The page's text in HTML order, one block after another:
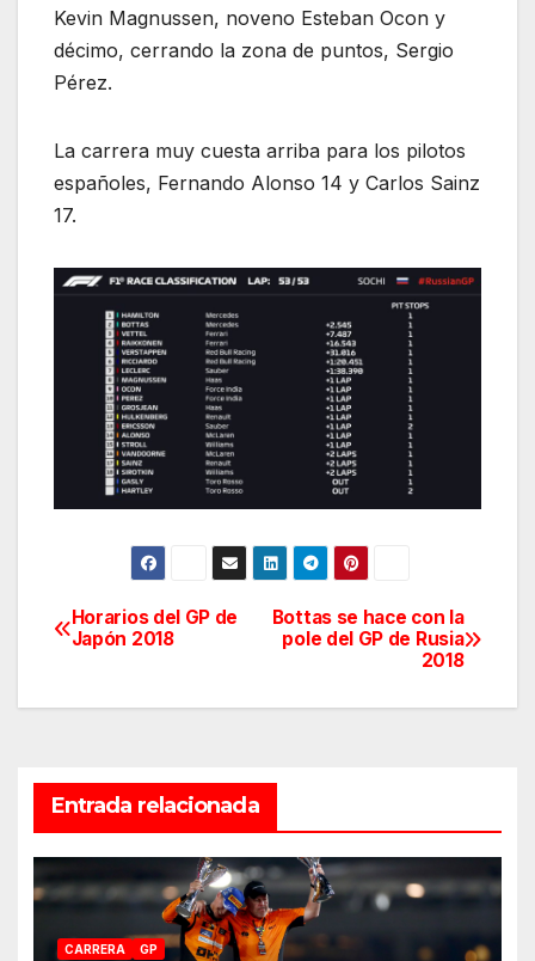
Kevin Magnussen, noveno Esteban Ocon y
décimo, cerrando la zona de puntos, Sergio
Pérez.
La carrera muy cuesta arriba para los pilotos
españoles, Fernando Alonso 14 y Carlos Sainz
17.
Navegación
Bottas se hace con la
pole del GP de Rusia
2018
Horarios del GP de
Japón 2018
Entrada relacionada
CARRERA GP